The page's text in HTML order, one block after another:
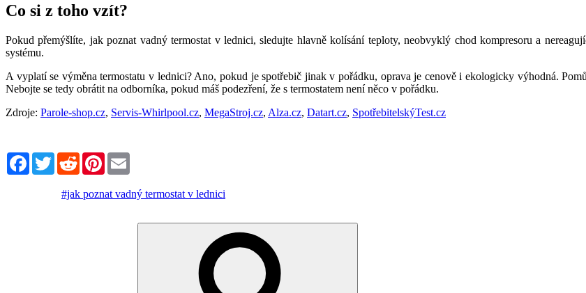
Co si z toho vzít?
Pokud přemýšlíte, jak poznat vadný termostat v lednici, sledujte hlavně kolísání teploty, neobvyklý chod kompresoru a
systému.
A vyplatí se výměna termostatu v lednici? Ano, pokud je spotřebič jinak v pořádku, oprava je cenově i ekologicky výhodná.
Nebojte se tedy obrátit na odborníka, pokud máš podezření, že s termostatem není něco v pořádku.
Zdroje: Parole-shop.cz, Servis-Whirlpool.cz, MegaStroj.cz, Alza.cz, Datart.cz, SpotřebitelskýTest.cz
FacebookTwitterRedditPinterest
#jak poznat vadný termostat v lednici